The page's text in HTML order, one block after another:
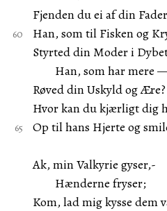
Fjenden du ei af din
Han, som til Fisken og
Styrted din Moder i
Han, som har mere
Røved din Uskyld og Ære?
Hvor kan du kjærligt dig
Op til hans Hjerte og
Ak, min Valkyrie gyser,-
Hænderne fryser;
Kom, lad mig kysse dem